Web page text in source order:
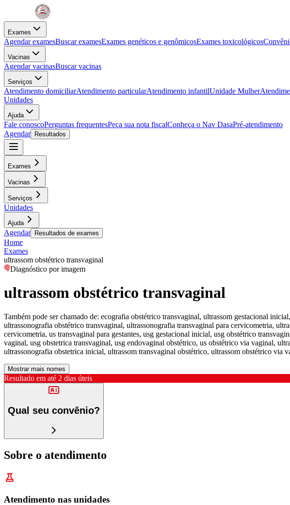
Exames
Agendar examesBuscar examesExames genéticos e genômicosExames toxicológicos
Vacinas
Agendar vacinasBuscar vacinas
Serviços
Atendimento domiciliarAtendimento particularAtendimento infantilUnidade Mulher
Unidades
Ajuda
Fale conoscoPerguntas frequentesPeça sua nota fiscalConheça o Nav DasaPré-atendimento
Agendar
Resultados
Exames
Vacinas
Serviços
Unidades
Ajuda
Agendar Resultados de exames
Home
Exames
ultrassom obstétrico transvaginal
Diagnóstico por imagem
ultrassom obstétrico transvaginal
Também pode ser chamado de: ecografia obstétrico transvaginal, ultrassom gestacional
ultrassonografia obstétrico transvaginal, ultrassonografia transvaginal para cervicometria,
cervicometria, us transvaginal para gestantes, usg gestacional inicial, usg obstétrico
vaginal, usg obstetrica transvaginal, usg endovaginal obstétrico, us obstétrico via vaginal,
ultrassonografia obstetrica inicial, ultrassom transvaginal obstétrico, ultrassom obstétrico via
Mostrar mais nomes
Resultado em até 2 dias úteis
Qual seu convênio?
Sobre o atendimento
Atendimento nas unidades